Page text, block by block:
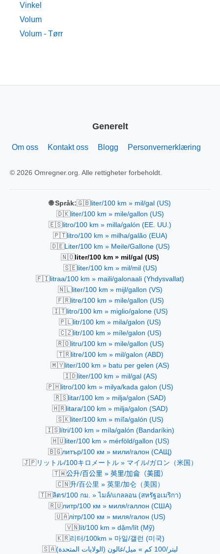
Vinkel
Volum
Volum - Tørr
Generelt
Om oss Kontakt oss Blogg Personvernerklæring
© 2026 Omregner.org. Alle rettigheter forbeholdt.
🌐 Språk:🇬🇧liter/100 km » mil/gal (US)
🇩🇰liter/100 km » mile/gallon (US)
🇪🇸litro/100 km » milla/galón (EE. UU.)
🇵🇹litro/100 km » milha/galão (EUA)
🇩🇪Liter/100 km » Meile/Gallone (US)
🇳🇴liter/100 km » mil/gal (US)
🇸🇪liter/100 km » mil/mil (US)
🇫🇮litraa/100 km » maili/galonaali (Yhdysvallat)
🇳🇱liter/100 km » mijl/gallon (VS)
🇫🇷litre/100 km » mile/gallon (US)
🇮🇹litro/100 km » miglio/galone (US)
🇵🇱litr/100 km » mila/galon (US)
🇨🇿litr/100 km » míle/galon (US)
🇷🇴litru/100 km » mile/gallon (US)
🇹🇷litre/100 km » mil/galon (ABD)
🇲🇾liter/100 km » batu per gelen (AS)
🇮🇩liter/100 km » mil/gal (AS)
🇵🇭litro/100 km » milya/kada galon (US)
🇷🇸litar/100 km » milja/galon (SAD)
🇭🇷litara/100 km » milja/galon (SAD)
🇸🇰liter/100 km » míľa/galón (US)
🇮🇸lítri/100 km » míla/galón (Bandaríkin)
🇭🇺liter/100 km » mérföld/gallon (US)
🇧🇬литър/100 км » мили/галон (САЩ)
🇯🇵リットル/100キロメートル » マイル/ガロン（米国）
🇹🇼公升/百公里 » 英里/加侖（美國）
🇨🇳升/百公里 » 英里/加仑（美国）
🇹🇭ลิตร/100 กม. » ไมล์/แกลลอน (สหรัฐอเมริกา)
🇷🇺литр/100 км » миля/галлон (США)
🇺🇦літр/100 км » миля/галон (US)
🇻🇳lít/100 km » dặm/lít (Mỹ)
🇰🇷리터/100km » 마일/갤런 (미국)
🇸🇦 ليتر/100 كم » ميل/غالون (الولايات المتحدة)